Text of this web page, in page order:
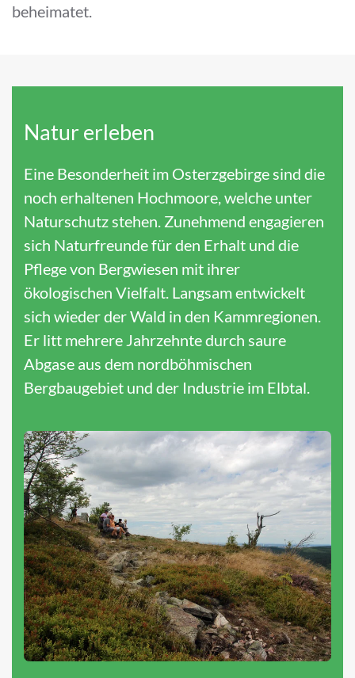
beheimatet.
Natur erleben
Eine Besonderheit im Osterzgebirge sind die
noch erhaltenen Hochmoore, welche unter
Naturschutz stehen. Zunehmend engagieren
sich Naturfreunde für den Erhalt und die
Pflege von Bergwiesen mit ihrer
ökologischen Vielfalt. Langsam entwickelt
sich wieder der Wald in den Kammregionen.
Er litt mehrere Jahrzehnte durch saure
Abgase aus dem nordböhmischen
Bergbaugebiet und der Industrie im Elbtal.